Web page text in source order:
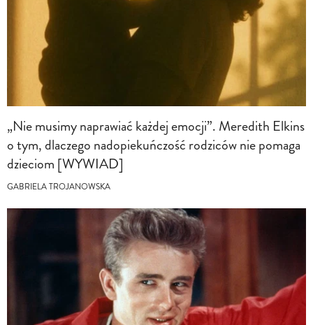
„Nie musimy naprawiać każdej emocji”. Meredith Elkins
o tym, dlaczego nadopiekuńczość rodziców nie pomaga
dzieciom [WYWIAD]
GABRIELA TROJANOWSKA